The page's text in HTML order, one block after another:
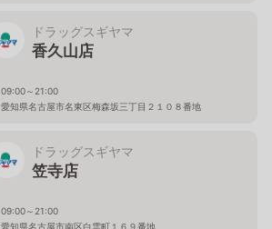
ドラッグスギヤマ
香久山店
09:00～21:00
愛知県名古屋市名東区梅森坂三丁目２１０８番地
ドラッグスギヤマ
笠寺店
09:00～21:00
愛知県名古屋市南区白雲町１６９番地